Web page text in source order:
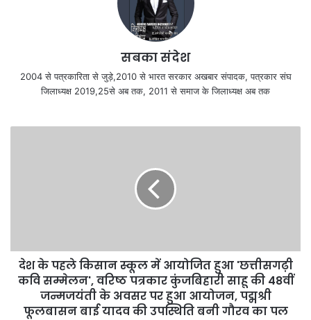
सबका संदेश
2004 से पत्रकारिता से जुड़े,2010 से भारत सरकार अखबार संपादक, पत्रकार संघ
जिलाध्यक्ष 2019,25से अब तक, 2011 से समाज के जिलाध्यक्ष अब तक
देश के पहले किसान स्कूल में आयोजित हुआ 'छत्तीसगढ़ी
कवि सम्मेलन', वरिष्ठ पत्रकार कुंजबिहारी साहू की 48वीं
जन्मजयंती के अवसर पर हुआ आयोजन, पद्मश्री
फूलबासन बाई यादव की उपस्थिति बनी गौरव का पल